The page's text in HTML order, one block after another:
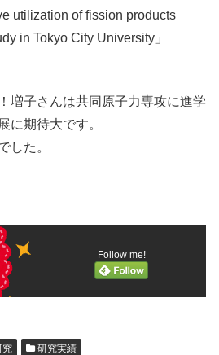
utilization of fission products
in Tokyo City University」
増子さんは共同原子力専攻に進学
に期待大です。
した。
Follow me!
研究実績